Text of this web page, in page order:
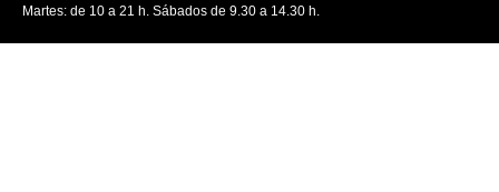
Martes: de 10 a 21 h. Sábados de 9.30 a 14.30 h.